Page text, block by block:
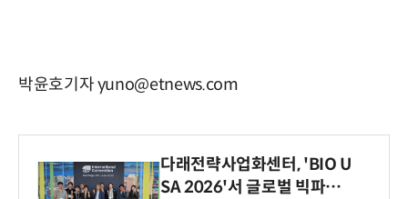
박윤호기자 yuno@etnews.com
다래전략사업화센터, 'BIO U
SA 2026'서 글로벌 빅파마